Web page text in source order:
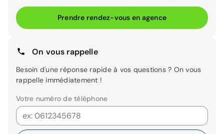
Prendre rendez-vous en agence
On vous rappelle
Besoin d'une réponse rapide à vos questions ? On vous
rappelle immédiatement !
Votre numéro de téléphone